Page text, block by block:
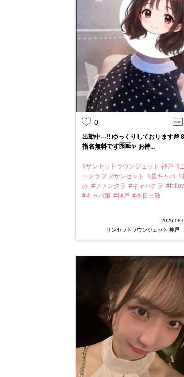
0
出勤中---‼︎ ゆっくりしております💭
指名無料です🈯️🆓✨ お待...
#サンセットラウンジェット 神戸 #
ークラブ #サンセット #昼キャバ #
み #ファンクラ #キャバクラ
#キャバ嬢 #神戸 #本日出勤
サンセットラウンジェット 神戸